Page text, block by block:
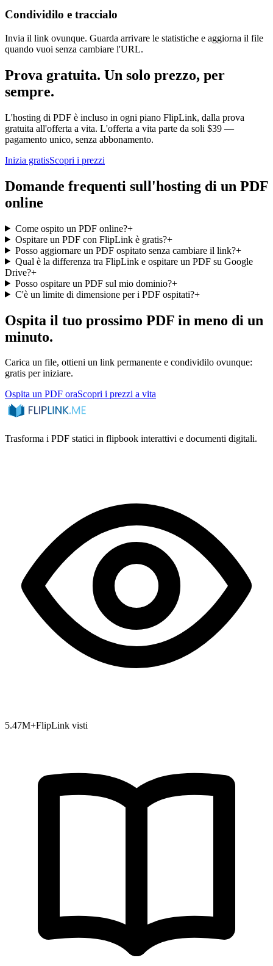
Condividilo e traccialo
Invia il link ovunque. Guarda arrivare le statistiche e aggiorna il file
quando vuoi senza cambiare l'URL.
Prova gratuita. Un solo prezzo, per
sempre.
L'hosting di PDF è incluso in ogni piano FlipLink, dalla prova
gratuita all'offerta a vita. L'offerta a vita parte da soli $39 —
pagamento unico, senza abbonamento.
Inizia gratisScopri i prezzi
Domande frequenti sull'hosting di un PDF
online
Come ospito un PDF online?+
Ospitare un PDF con FlipLink è gratis?+
Posso aggiornare un PDF ospitato senza cambiare il link?+
Qual è la differenza tra FlipLink e ospitare un PDF su Google
Drive?+
Posso ospitare un PDF sul mio dominio?+
C'è un limite di dimensione per i PDF ospitati?+
Ospita il tuo prossimo PDF in meno di un
minuto.
Carica un file, ottieni un link permanente e condividilo ovunque:
gratis per iniziare.
Ospita un PDF oraScopri i prezzi a vita
Trasforma i PDF statici in flipbook interattivi e documenti digitali.
5.47M+FlipLink visti